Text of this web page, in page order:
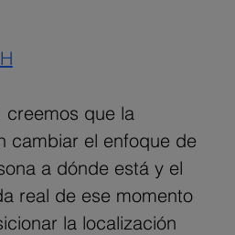
creemos que la
cambiar el enfoque de
a dónde está y el
real de ese momento
la localización